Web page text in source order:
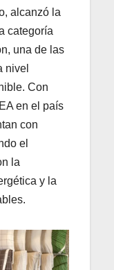
alcanzó la
categoría
una de las
nivel
Con
en el país
con
el
la
y la